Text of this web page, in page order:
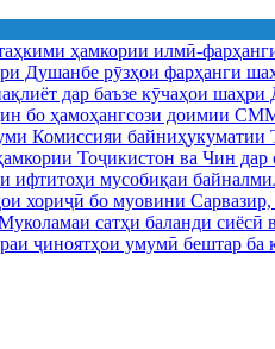
ҳамкории илмӣ-
Душанбе рӯзҳои фарҳанги
дар баъзе кӯчаҳои
бо ҳамоҳангсози доимии
Комиссияи байниҳукуматии
Тоҷикистон ва Чин дар
ифтитоҳи мусобиқаи
хориҷӣ бо муовини
сатҳи баланди
ҷиноятҳои умумӣ бештар ба